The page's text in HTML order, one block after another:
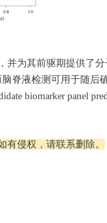
为其前驱期提供了分
脊液检测可用于随后确
biomarker panel
有侵权，请联系删除。